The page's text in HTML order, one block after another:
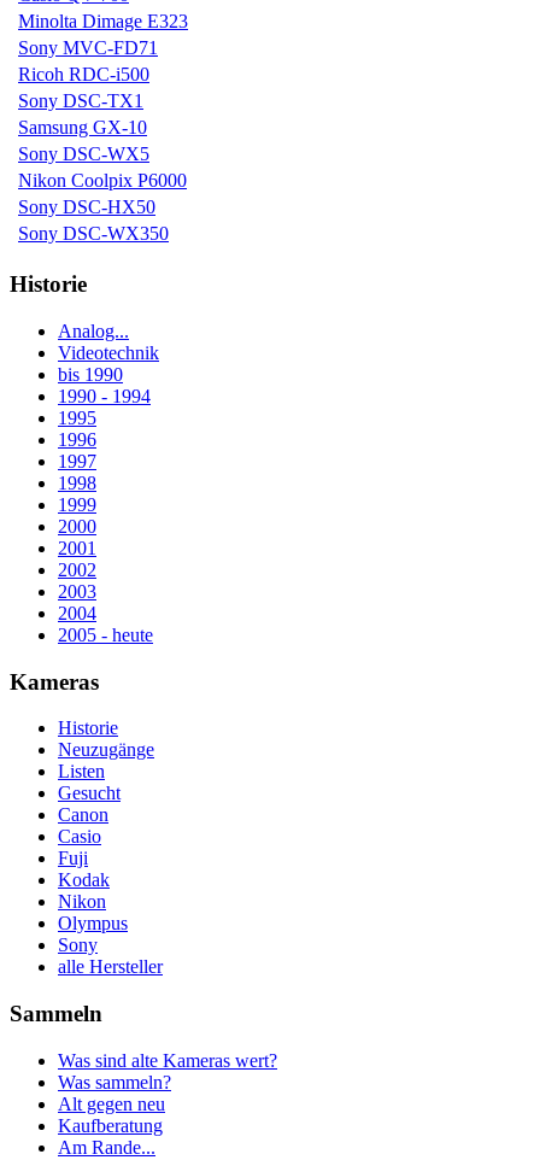
Minolta Dimage E323
Sony MVC-FD71
Ricoh RDC-i500
Sony DSC-TX1
Samsung GX-10
Sony DSC-WX5
Nikon Coolpix P6000
Sony DSC-HX50
Sony DSC-WX350
Historie
Analog...
Videotechnik
bis 1990
1990 - 1994
1995
1996
1997
1998
1999
2000
2001
2002
2003
2004
2005 - heute
Kameras
Historie
Neuzugänge
Listen
Gesucht
Canon
Casio
Fuji
Kodak
Nikon
Olympus
Sony
alle Hersteller
Sammeln
Was sind alte Kameras wert?
Was sammeln?
Alt gegen neu
Kaufberatung
Am Rande...